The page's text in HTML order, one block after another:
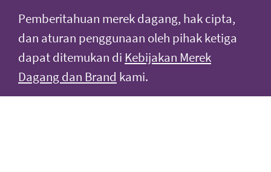
Pemberitahuan merek dagang, hak cipta,
dan aturan penggunaan oleh pihak ketiga
dapat ditemukan di Kebijakan Merek
Dagang dan Brand kami.